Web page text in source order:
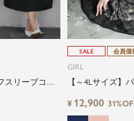
スリーブコク
SALE 会員価
GIRL
【～4Lサイズ】
¥ 12,900